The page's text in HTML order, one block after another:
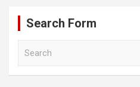
Search Form